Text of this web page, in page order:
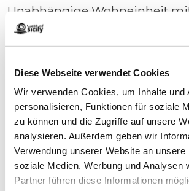
Diese Webseite verwendet Cookies
Wir verwenden Cookies, um Inhalte und
personalisieren, Funktionen für soziale
zu können und die Zugriffe auf unsere
analysieren. Außerdem geben wir
Verwendung unserer Website an unsere
soziale Medien, Werbung und Analysen
Partner führen diese Informationen
Kontakte:
Le case di Mariù
Unabhängige Wohneinheit
Komfort in der
Kasbah Klimaanlage,